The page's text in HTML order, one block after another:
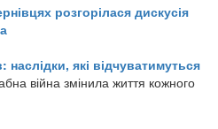
розгорілася дискусія
наслідки, які відчуватимуться
війна змінила життя кожного